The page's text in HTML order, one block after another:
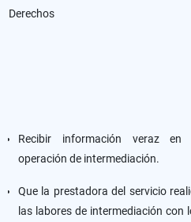
Derechos
Recibir información veraz en
operación de intermediación.
Que la prestadora del servicio
las labores de intermediación con